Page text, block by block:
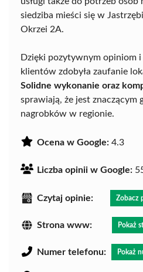
siedziba mieści się w
Okrzei 2A.
Dzięki pozytywnym opiniom
klientów zdobyła zaufanie
Solidne wykonanie oraz
sprawiają, że jest znaczącym
nagrobków w regionie.
Ocena w Google: 4.3
Liczba opinii w Google:
Czytaj opinie: Zobacz
Strona www: Pokaż
Numer telefonu: Pokaż